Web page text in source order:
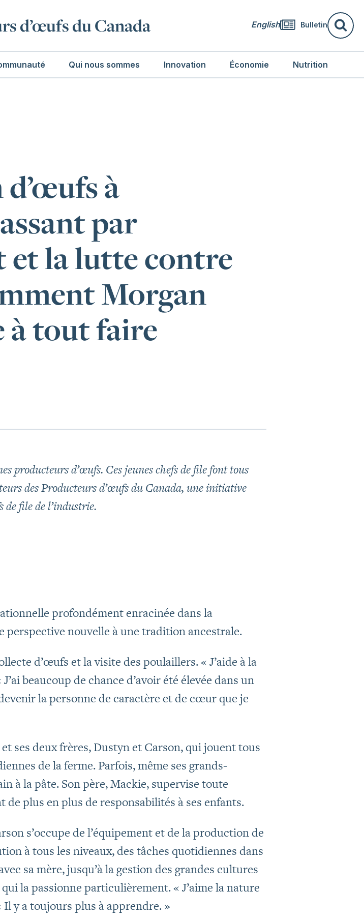
d’œufs du Canada English Bulletin
Qui nous sommes Innovation Économie Nutrition
à
par
et la lutte contre
Morgan
à tout faire
producteurs d’œufs. Ces jeunes chefs de file font tous
des Producteurs d’œufs du Canada, une initiative
file de l’industrie.
profondément enracinée dans la
nouvelle à une tradition ancestrale.
d’œufs et la visite des poulaillers. « J’aide à la
beaucoup de chance d’avoir été élevée dans un
la personne de caractère et de cœur que je
ses deux frères, Dustyn et Carson, qui jouent tous
de la ferme. Parfois, même ses grands-
à la pâte. Son père, Mackie, supervise toute
plus en plus de responsabilités à ses enfants.
s’occupe de l’équipement et de la production de
à tous les niveaux, des tâches quotidiennes dans
sa mère, jusqu’à la gestion des grandes cultures
la passionne particulièrement. « J’aime la nature
y a toujours plus à apprendre. »